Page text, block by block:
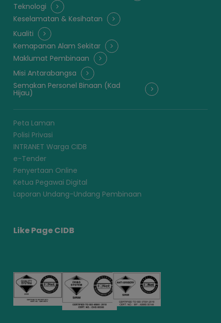
Teknologi
Keselamatan & Kesihatan
Kualiti
Kemapanan Alam Sekitar
Maklumat Pembinaan
Misi Antarabangsa
Semakan Personel Binaan (Kad
Hijau)
Peta Laman
Polisi Privasi
INTRANET Warga CIDB
e-Tender
Penyertaan Online
Ketua Pegawai Digital
Laporan Undang-Undang Pembinaan
Like Page CIDB